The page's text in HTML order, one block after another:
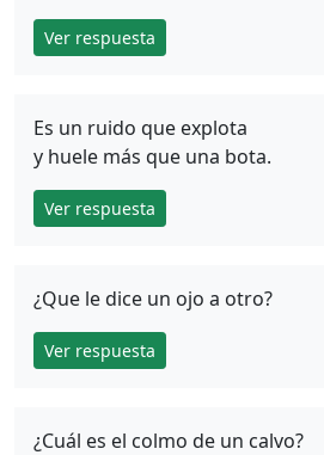
Ver respuesta
Es un ruido que explota
y huele más que una bota.
Ver respuesta
¿Que le dice un ojo a otro?
Ver respuesta
¿Cuál es el colmo de un calvo?